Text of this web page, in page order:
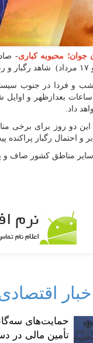
جوان؛ محبوبه کباری-
و فردا در جنوب
بعدازظهر و
داد.
این دو روز برای برخی
و احتمال رگبار
سایر مناطق کشور صاف
حمایت‌های
تأمین مالی در